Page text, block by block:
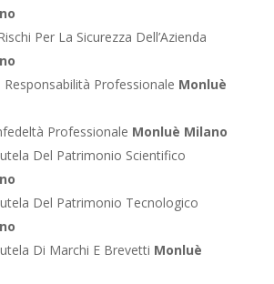
Per La Sicurezza Dell’Azienda
Responsabilità Professionale Monluè
Professionale Monluè Milano
Del Patrimonio Scientifico
Del Patrimonio Tecnologico
Di Marchi E Brevetti Monluè